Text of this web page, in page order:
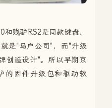
贱驴RS2是同款键盘，
是"马户公司"，而"升级
创造设计"。所以早期京
的固件升级包和驱动软